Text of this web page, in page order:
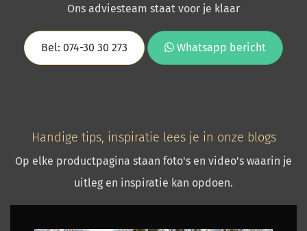
Ons adviesteam staat voor je klaar
Bel: 074-30 30 273 Whatsapp bericht
Handige tips, inspiratie lees je in onze blogs
Op elke productpagina staan foto's en video's waarin je
uitleg en inspiratie kan opdoen.